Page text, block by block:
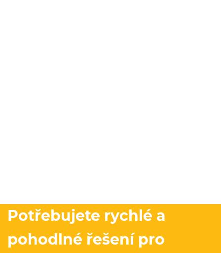
Potřebujete rychlé a
pohodlné řešení pro